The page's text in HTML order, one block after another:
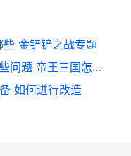
金铲铲之战专题
玩帝王三国7大步需要注意哪些问题 帝王三国怎么样
如何进行改造